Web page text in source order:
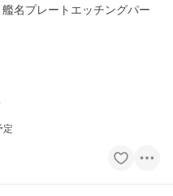
名プレートエッチングパー
定